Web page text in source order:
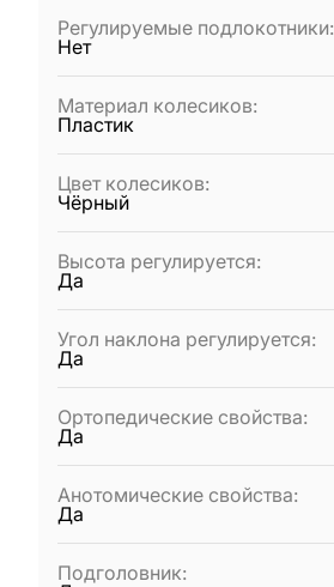
Регулируемые подлокотники:
Нет
Материал колесиков:
Пластик
Цвет колесиков:
Чёрный
Высота регулируется:
Да
Угол наклона регулируется:
Да
Ортопедические свойства:
Да
Анотомические свойства:
Да
Подголовник: